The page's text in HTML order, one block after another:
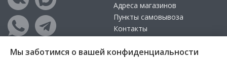
Адреса магазинов
Пункты самовывоза
Контакты
Мы заботимся о вашей конфиденциальности